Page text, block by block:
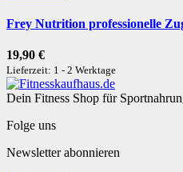
Frey Nutrition professionelle
19,90 €
Lieferzeit: 1 - 2 Werktage
Dein Fitness Shop für
Folge uns
Newsletter abonnieren